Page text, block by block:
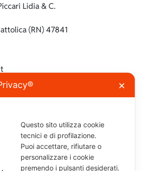
Lidia & C.
(RN) 47841
✕
Questo sito utilizza cookie
tecnici e di profilazione.
Puoi accettare, rifiutare o
personalizzare i cookie
premendo i pulsanti desiderati.